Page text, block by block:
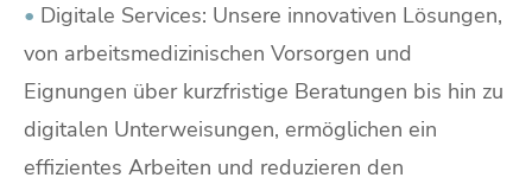
• Digitale Services: Unsere innovativen Lösungen,
von arbeitsmedizinischen Vorsorgen und
Eignungen über kurzfristige Beratungen bis hin zu
digitalen Unterweisungen, ermöglichen ein
effizientes Arbeiten und reduzieren den